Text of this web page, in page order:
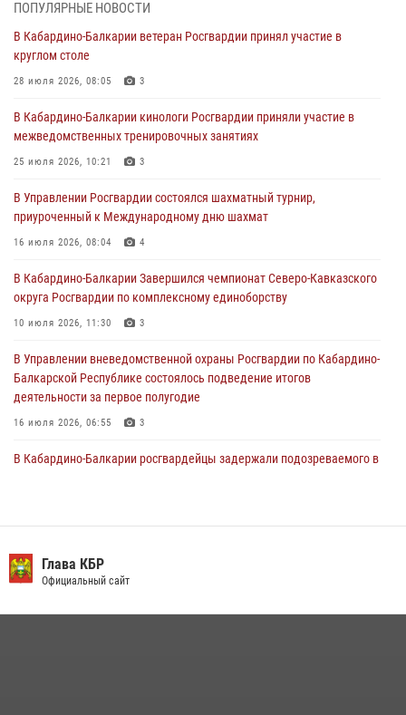
направлении
31 июля 2026, 09:22
генерала армии Виктора Золотова с заместителем полномочного
представителя Президента Российской Федерации в Северо-
Кавказском федеральном округе Виталием Кузнецовым
Управление Росгвардии по Кабардино-Балкарской Республике
информирует
В Кабардино-Балкарии нештатные инструктора подразделений
Росгвардии отработали профессиональные навыки
ПОПУЛЯРНЫЕ НОВОСТИ
В Кабардино-Балкарии ветеран Росгвардии принял участие в
круглом столе
28 июля 2026, 08:05 3
В Кабардино-Балкарии кинологи Росгвардии приняли участие в
межведомственных тренировочных занятиях
25 июля 2026, 10:21 3
В Управлении Росгвардии состоялся шахматный турнир,
приуроченный к Международному дню шахмат
16 июля 2026, 08:04 4
В Кабардино-Балкарии Завершился чемпионат Северо-Кавказского
округа Росгвардии по комплексному единоборству
10 июля 2026, 11:30 3
В Управлении вневедомственной охраны Росгвардии по Кабардино-
Балкарской Республике состоялось подведение итогов
деятельности за первое полугодие
16 июля 2026, 06:55 3
В Кабардино-Балкарии росгвардейцы задержали подозреваемого в
округе Росгвардии
09 июля 2026, 08:36
Глава КБР
Официальный сайт